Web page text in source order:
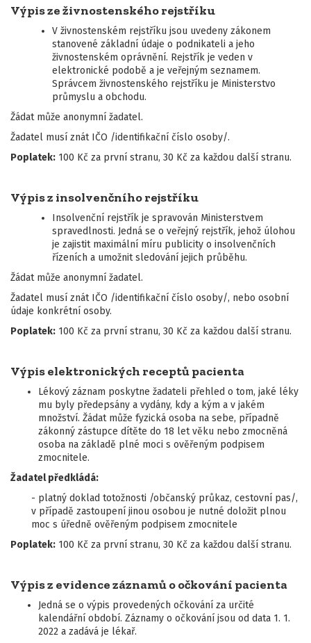
Výpis ze živnostenského rejstříku
V živnostenském rejstříku jsou uvedeny zákonem
stanovené základní údaje o podnikateli a jeho
živnostenském oprávnění. Rejstřík je veden v
elektronické podobě a je veřejným seznamem.
Správcem živnostenského rejstříku je Ministerstvo
průmyslu a obchodu.
Žádat může anonymní žadatel.
Žadatel musí znát IČO /identifikační číslo osoby/.
Poplatek: 100 Kč za první stranu, 30 Kč za každou další stranu.
Výpis z insolvenčního rejstříku
Insolvenční rejstřík je spravován Ministerstvem
spravedlnosti. Jedná se o veřejný rejstřík, jehož úlohou
je zajistit maximální míru publicity o insolvenčních
řízeních a umožnit sledování jejich průběhu.
Žádat může anonymní žadatel.
Žadatel musí znát IČO /identifikační číslo osoby/, nebo osobní
údaje konkrétní osoby.
Poplatek: 100 Kč za první stranu, 30 Kč za každou další stranu.
Výpis elektronických receptů pacienta
Lékový záznam poskytne žadateli přehled o tom, jaké léky
mu byly předepsány a vydány, kdy a kým a v jakém
množství. Žádat může fyzická osoba na sebe, případně
zákonný zástupce dítěte do 18 let věku nebo zmocněná
osoba na základě plné moci s ověřeným podpisem
zmocnitele.
Žadatel předkládá:
- platný doklad totožnosti /občanský průkaz, cestovní pas/,
v případě zastoupení jinou osobou je nutné doložit plnou
moc s úředně ověřeným podpisem zmocnitele
Poplatek: 100 Kč za první stranu, 30 Kč za každou další stranu.
Výpis z evidence záznamů o očkování pacienta
Jedná se o výpis provedených očkování za určité
kalendářní období. Záznamy o očkování jsou od data 1. 1.
2022 a zadává je lékař.